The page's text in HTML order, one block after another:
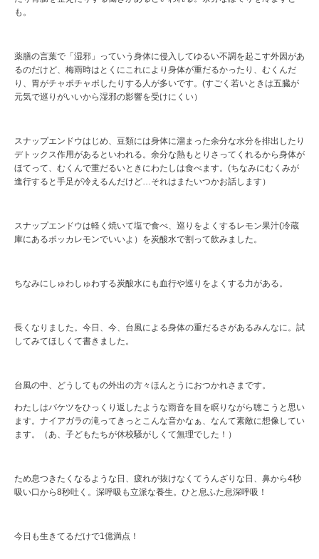
も。
薬膳の言葉で「湿邪」っていう身体に侵入してゆるい不調を起こす外因があ
るのだけど、梅雨時はとくにこれにより身体が重だるかったり、むくんだ
り、胃がチャポチャポしたりする人が多いです。(すごく若いときは五臓が
元気で巡りがいいから湿邪の影響を受けにくい）
スナップエンドウはじめ、豆類には身体に溜まった余分な水分を排出したり
デトックス作用があるといわれる。余分な熱もとりさってくれるから身体が
ほてって、むくんで重だるいときにわたしは食べます。(ちなみにむくみが
進行すると手足が冷えるんだけど…それはまたいつかお話します）
スナップエンドウは軽く焼いて塩で食べ、巡りをよくするレモン果汁(冷蔵
庫にあるポッカレモンでいいよ）を炭酸水で割って飲みました。
ちなみにしゅわしゅわする炭酸水にも血行や巡りをよくする力がある。
長くなりました。今日、今、台風による身体の重だるさがあるみんなに。試
してみてほしくて書きました。
台風の中、どうしてもの外出の方々ほんとうにおつかれさまです。
わたしはバケツをひっくり返したような雨音を目を瞑りながら聴こうと思い
ます。ナイアガラの滝ってきっとこんな音かなぁ、なんて素敵に想像してい
ます。（あ、子どもたちが休校騒がしくて無理でした！）
ため息つきたくなるような日、疲れが抜けなくてうんざりな日、鼻から4秒
吸い口から8秒吐く。深呼吸も立派な養生。ひと息ふた息深呼吸！
今日も生きてるだけで1億満点！